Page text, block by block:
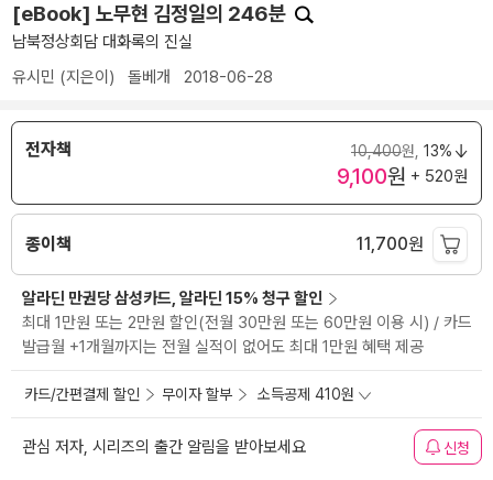
[eBook] 노무현 김정일의 246분
남북정상회담 대화록의 진실
유시민 (지은이) 돌베개 2018-06-28
전자책 10,400원, 13%
9,100원 + 520원
종이책 11,700원
알라딘 만권당 삼성카드, 알라딘 15% 청구 할인
최대 1만원 또는 2만원 할인(전월 30만원 또는 60만원 이용 시) / 카드
발급월 +1개월까지는 전월 실적이 없어도 최대 1만원 혜택 제공
카드/간편결제 할인 무이자 할부 소득공제 410원
관심 저자, 시리즈의 출간 알림을 받아보세요 신청